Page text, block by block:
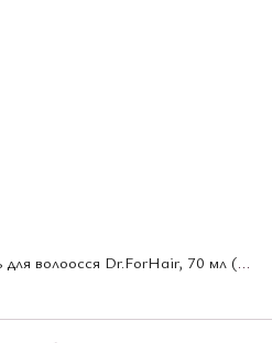
Фітотерапевтичний шампунь для волоосся Dr.ForHair, 70 мл (533421)